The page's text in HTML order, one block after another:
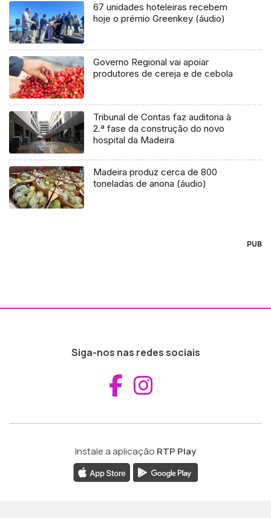
67 unidades hoteleiras recebem
hoje o prémio Greenkey (áudio)
Governo Regional vai apoiar
produtores de cereja e de cebola
Tribunal de Contas faz auditoria à
2.ª fase da construção do novo
hospital da Madeira
Madeira produz cerca de 800
toneladas de anona (áudio)
PUB
Siga-nos nas redes sociais
Aceder ao
Instale a aplicação RTP Play